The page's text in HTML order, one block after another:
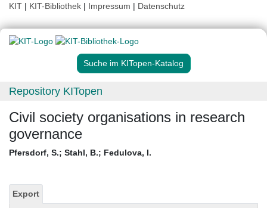
KIT | KIT-Bibliothek | Impressum | Datenschutz
Suche im KITopen-Katalog
Repository KITopen
Civil society organisations in research
governance
Pfersdorf, S.; Stahl, B.; Fedulova, I.
Export